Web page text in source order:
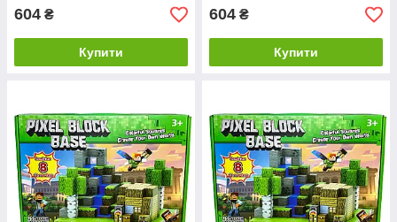
604 ₴
Купити
604 ₴
Купити